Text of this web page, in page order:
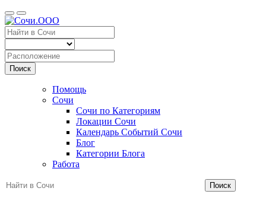
Поиск
Помощь
Сочи
Сочи по Категориям
Локации Сочи
Календарь Событий Сочи
Блог
Категории Блога
Работа
Поиск